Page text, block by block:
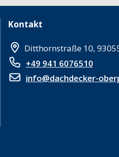
Kontakt
Ditthornstraße 10,
+49 941 6076510
info@dachdecker-